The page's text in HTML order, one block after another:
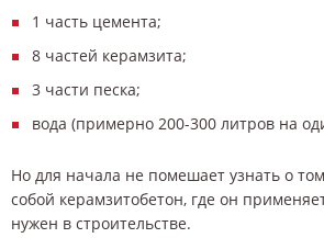
1 часть цемента;
8 частей керамзита;
3 части песка;
вода (примерно 200-300 литров на
Но для начала не помешает узнать о
собой керамзитобетон, где он
нужен в строительстве.